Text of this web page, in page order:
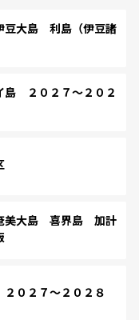
大島 利島（伊豆諸
２０２７～２０２
大島 喜界島 加計
０２７～２０２８